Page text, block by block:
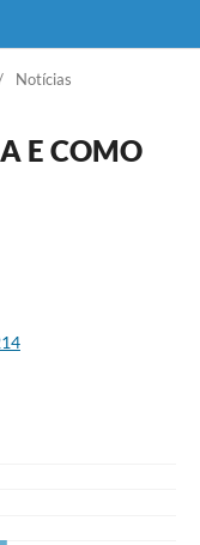
Notícias
E COMO